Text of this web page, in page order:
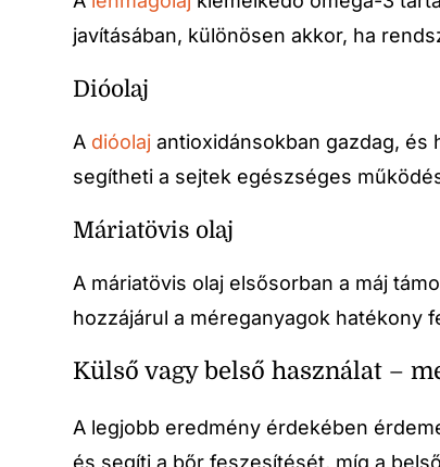
javításában, különösen akkor, ha
Dióolaj
A dióolaj antioxidánsokban gazdag, és
segítheti a sejtek egészséges
Máriatövis olaj
A máriatövis olaj elsősorban a máj
hozzájárul a méreganyagok hatékony
Külső vagy belső használat –
A legjobb eredmény érdekében
és segíti a bőr feszesítését, míg a